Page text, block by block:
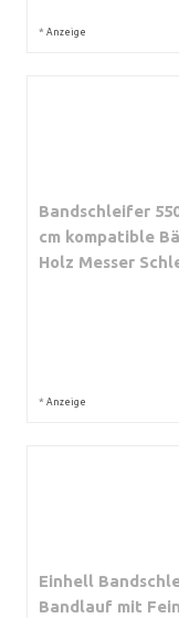
* Anzeige
Bandschleifer
cm kompatible
Holz Messer
* Anzeige
Einhell
Bandlauf mit